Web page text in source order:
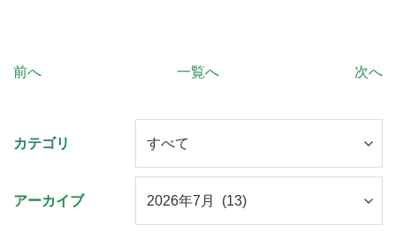
前へ 一覧へ 次へ
カテゴリ
アーカイブ